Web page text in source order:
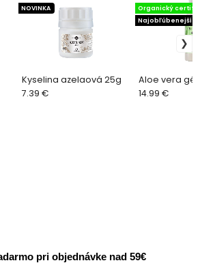
Kyselina azelaová 25g
NOVINKA
7.39 €
Aloe vera
Organický
Najobľúbenejší
14.99 €
pri objednávke nad 59€